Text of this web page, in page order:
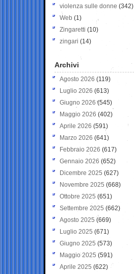
violenza sulle donne (342)
Web (1)
Zingaretti (10)
zingari (14)
Archivi
Agosto 2026 (119)
Luglio 2026 (613)
Giugno 2026 (545)
Maggio 2026 (402)
Aprile 2026 (591)
Marzo 2026 (641)
Febbraio 2026 (617)
Gennaio 2026 (652)
Dicembre 2025 (627)
Novembre 2025 (668)
Ottobre 2025 (651)
Settembre 2025 (662)
Agosto 2025 (669)
Luglio 2025 (671)
Giugno 2025 (573)
Maggio 2025 (591)
Aprile 2025 (622)